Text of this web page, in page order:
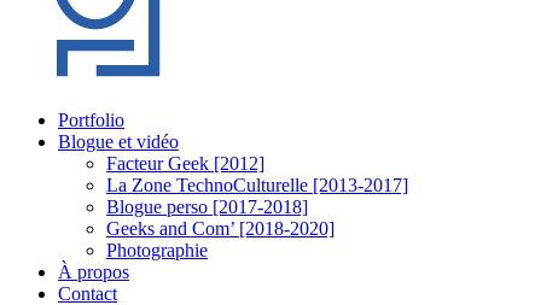
Menu
Portfolio
Blogue et vidéo
Facteur Geek [2012]
La Zone TechnoCulturelle [2013-2017]
Blogue perso [2017-2018]
Geeks and Com’ [2018-2020]
Photographie
À propos
Contact